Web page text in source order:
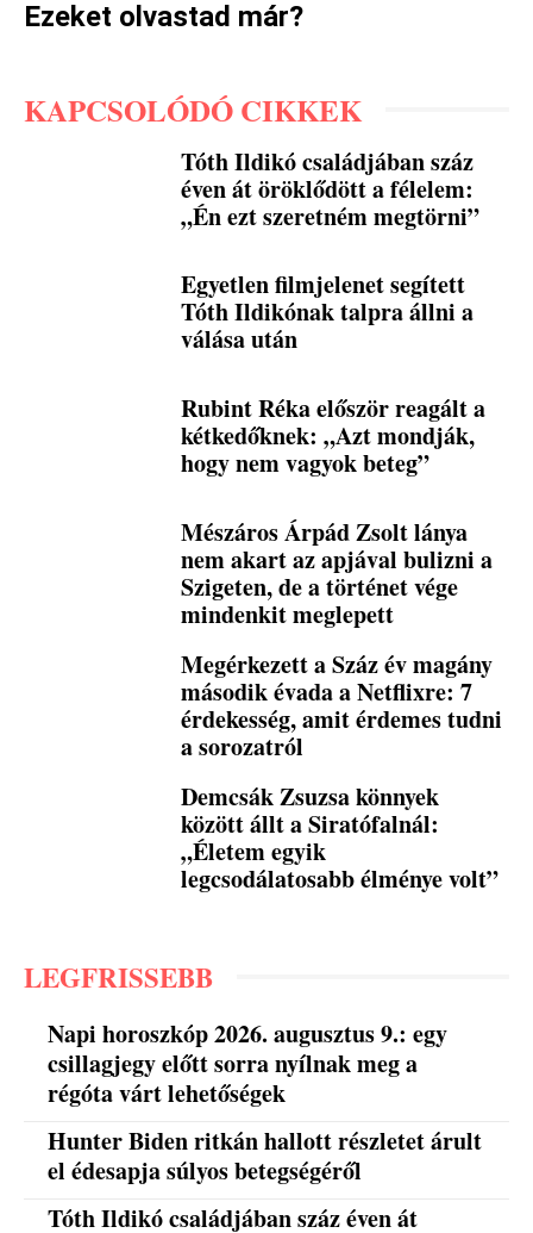
Ezeket olvastad már?
KAPCSOLÓDÓ CIKKEK
Tóth Ildikó családjában száz
éven át öröklődött a félelem:
„Én ezt szeretném megtörni”
Egyetlen filmjelenet segített
Tóth Ildikónak talpra állni a
válása után
Rubint Réka először reagált a
kétkedőknek: „Azt mondják,
hogy nem vagyok beteg”
Mészáros Árpád Zsolt lánya
nem akart az apjával bulizni a
Szigeten, de a történet vége
mindenkit meglepett
Megérkezett a Száz év magány
második évada a Netflixre: 7
érdekesség, amit érdemes tudni
a sorozatról
Demcsák Zsuzsa könnyek
között állt a Siratófalnál:
„Életem egyik
legcsodálatosabb élménye volt”
LEGFRISSEBB
Napi horoszkóp 2026. augusztus 9.: egy
csillagjegy előtt sorra nyílnak meg a
régóta várt lehetőségek
Hunter Biden ritkán hallott részletet árult
el édesapja súlyos betegségéről
Tóth Ildikó családjában száz éven át